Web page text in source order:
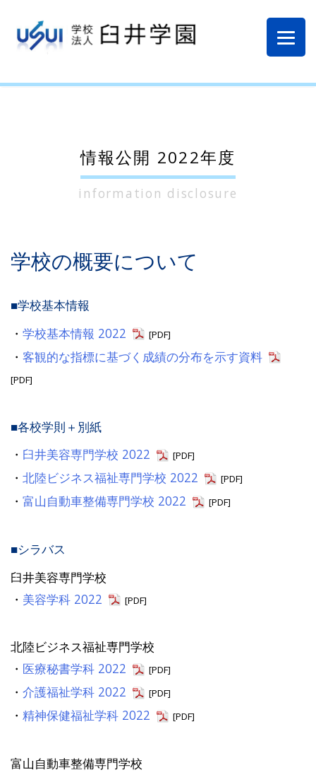
情報公開 2022年度
information disclosure
学校の概要について
■学校基本情報
・ 学校基本情報 2022 [PDF]
・ 客観的な指標に基づく成績の分布を示す資料
[PDF]
■各校学則＋別紙
・ 臼井美容専門学校 2022 [PDF]
・ 北陸ビジネス福祉専門学校 2022 [PDF]
・ 富山自動車整備専門学校 2022 [PDF]
■シラバス
臼井美容専門学校
・ 美容学科 2022 [PDF]
北陸ビジネス福祉専門学校
・ 医療秘書学科 2022 [PDF]
・ 介護福祉学科 2022 [PDF]
・ 精神保健福祉学科 2022 [PDF]
富山自動車整備専門学校